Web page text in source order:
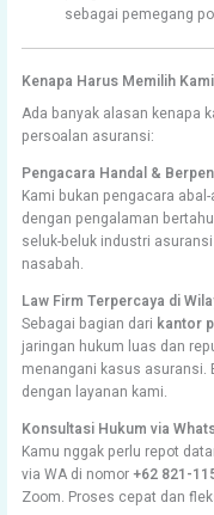
sebagai pemegang
Kenapa Harus Memilih
Ada banyak alasan kenapa
persoalan asuransi:
Pengacara Handal &
Kami bukan pengacara
dengan pengalaman
seluk-beluk industri
nasabah.
Law Firm Terpercaya di
Sebagai bagian dari kantor
jaringan hukum luas dan
menangani kasus asuransi.
dengan layanan kami.
Konsultasi Hukum via
Kamu nggak perlu repot
via WA di nomor+62 821-
Zoom. Proses cepat dan